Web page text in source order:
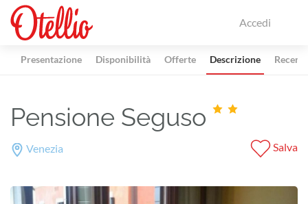
Accedi
Presentazione Disponibilità Offerte Descrizione
Pensione Seguso
Venezia Salva